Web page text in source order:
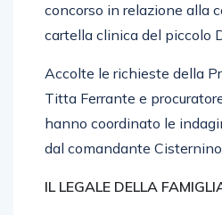
concorso in relazione alla
cartella clinica del piccolo
Accolte le richieste della
Titta Ferrante e
hanno coordinato le
dal comandante
IL LEGALE DELLA